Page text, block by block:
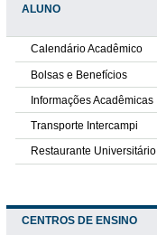
ALUNO
Calendário Acadêmico
Bolsas e Benefícios
Informações Acadêmicas
Transporte Intercampi
Restaurante Universitário
CENTROS DE ENSINO